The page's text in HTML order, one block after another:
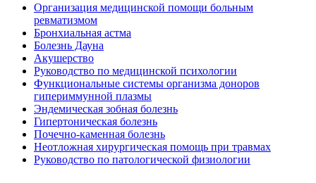
Организация медицинской помощи больным
ревматизмом
Бронхиальная астма
Болезнь Дауна
Акушерство
Руководство по медицинской психологии
Функциональные системы организма доноров
гипериммунной плазмы
Эндемическая зобная болезнь
Гипертоническая болезнь
Почечно-каменная болезнь
Неотложная хирургическая помощь при травмах
Руководство по патологической физиологии